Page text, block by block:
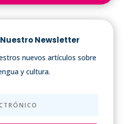
Newsletter
nuevos artículos sobre
y cultura.